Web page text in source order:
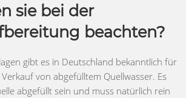
sie bei der
beachten?
gibt es in Deutschland bekanntlich für
von abgefülltem Quellwasser. Es
abgefüllt sein und muss natürlich rein